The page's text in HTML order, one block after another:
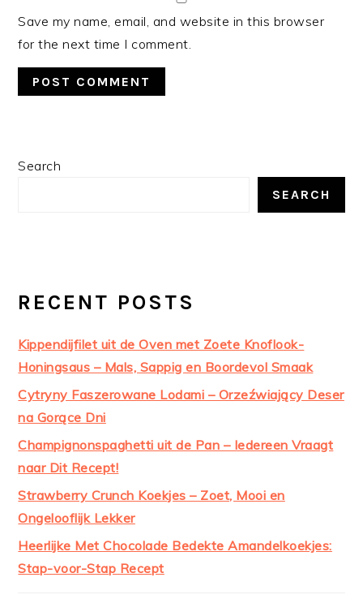
Save my name, email, and website in this browser
for the next time I comment.
PRIMARY
Search
SEARCH
RECENT POSTS
Kippendijfilet uit de Oven met Zoete Knoflook-
Honingsaus – Mals, Sappig en Boordevol Smaak
Cytryny Faszerowane Lodami – Orzeźwiający Deser
na Gorące Dni
Champignonspaghetti uit de Pan – Iedereen Vraagt
naar Dit Recept!
Strawberry Crunch Koekjes – Zoet, Mooi en
Ongelooflijk Lekker
Heerlijke Met Chocolade Bedekte Amandelkoekjes:
Stap-voor-Stap Recept